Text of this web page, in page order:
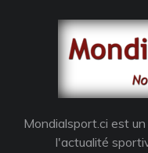
Mondialsport.ci est
l'actualité